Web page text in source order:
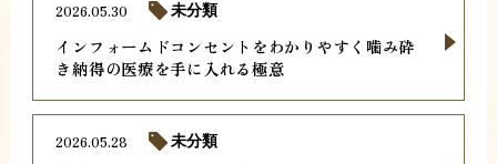
インフォームドコンセントをわかりやすく噛み砕
き納得の医療を手に入れる極意
2026.05.30 未分類
2026.05.28 未分類